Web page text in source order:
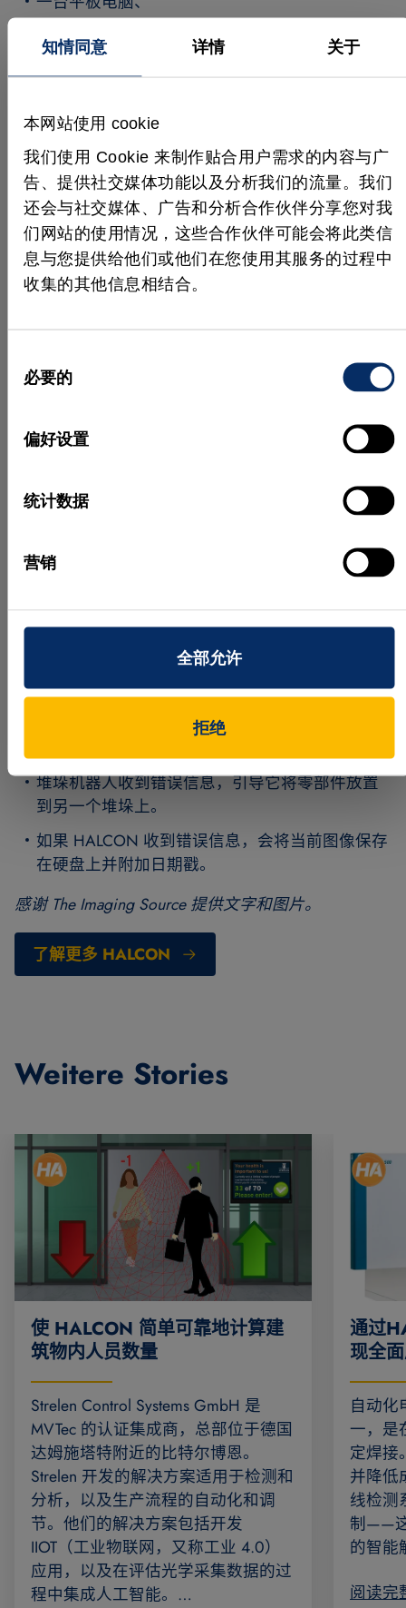
知情同意 详情 关于
本网站使用 cookie
我们使用 Cookie 来制作贴合用户需求的内容与广
告、提供社交媒体功能以及分析我们的流量。我们
还会与社交媒体、广告和分析合作伙伴分享您对我
们网站的使用情况，这些合作伙伴可能会将此类信
息与您提供给他们或他们在您使用其服务的过程中
收集的其他信息相结合。
必要的
偏好设置
统计数据
营销
全部允许
拒绝
一台 PLC、
一台或多台 TheImagingSource 相机、
PLC 用于提供与各种工业机械的连接（PROFINET、
PROFIBUS、MPI、数字 I/O 等）。
Teomsi 选择 HALCON 机器视觉软件是因为其灵活的
架构和多样化的功能。而 The Imaging Source 的大力
支持则是他们选择 HALCON 的另一个原因。电脑用
于运行 HALCON 和操作员视觉界面。HALCON 通过
据。
根据存储检测所需数据的检测图样，在检测零部件后
做出判断：合格或不合格。
具体流程如下：
触发相机。
HALCON 检测孔并计数。
将孔的数量发送到 PLC 并与图样进行比较。
堆垛机器人和 HALCON 发送信号。
钻孔生产线收到“不合格”信号后会停止工作周
期，开启错误指示灯，并在 HMI 界面上显示警
堆垛机器人收到错误信息，引导它将零部件放置
到另一个堆垛上。
如果 HALCON 收到错误信息，会将当前图像保存
在硬盘上并附加日期戳。
感谢 The Imaging Source 提供文字和图片。
了解更多 HALCON
Weitere Stories
使 HALCON 简单可靠地计算建
筑物内人员数量
Strelen Control Systems GmbH 是
MVTec 的认证集成商，总部位于德国
达姆施塔特附近的比特尔博恩。
Strelen 开发的解决方案适用于检测和
分析，以及生产流程的自动化和调
节。他们的解决方案包括开发
IIOT（工业物联网，又称工业 4.0）
应用，以及在评估光学采集数据的过
程中集成人工智能。…
通过
现全
自动化
一，是
定焊接
并降低
线检测
制——
的智
阅读完